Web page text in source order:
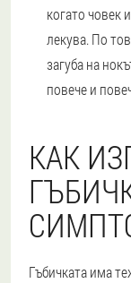
когато човек
лекува. По
загуба на
повече и
КАК
Гъбичката има